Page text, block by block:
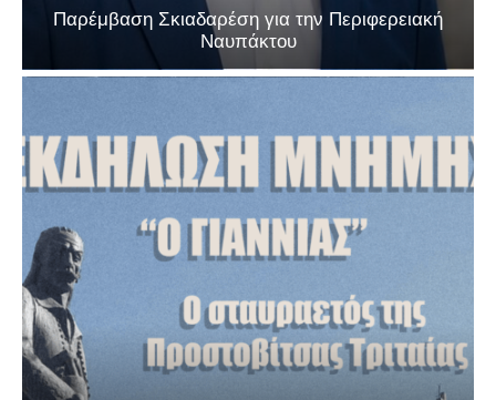
Παρέμβαση Σκιαδαρέση για την Περιφερειακή
Ναυπάκτου